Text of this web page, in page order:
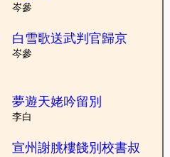
岑參
白雪歌送武判官歸京
岑參
夢遊天姥吟留別
李白
宣州謝朓樓餞別校書叔